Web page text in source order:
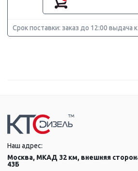
Срок поставки: заказ до 12:00 выдача
Наш адрес:
Москва, МКАД 32 км, внешняя
43Б